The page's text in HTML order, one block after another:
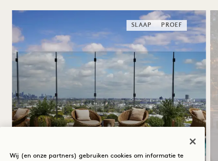
SLAAP PROEF
Tot 30% korting op je verblijf
Wij (en onze partners) gebruiken cookies om informatie te